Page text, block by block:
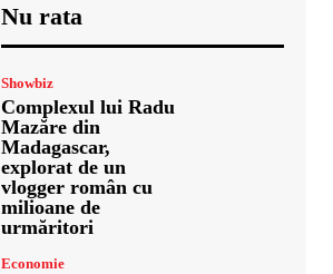
Nu rata
Showbiz
Complexul lui Radu
Mazăre din
Madagascar,
explorat de un
vlogger român cu
milioane de
urmăritori
Economie